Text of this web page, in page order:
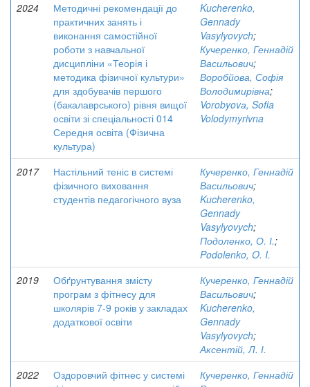
2024
Методичні рекомендації до
практичних занять і
виконання самостійної
роботи з навчальної
дисципліни «Теорія і
методика фізичної культури»
для здобувачів першого
(бакалаврського) рівня вищої
освіти зі спеціальності 014
Середня освіта (Фізична
культура)
Kucherenko,
Gennady
Vasylyovych;
Кучеренко, Геннадій
Васильович;
Воробйова, Софія
Володимирівна;
Vorobyovа, Sofia
Volodymyrivna
2017
Настільний теніс в системі
фізичного виховання
студентів педагогічного вуза
Кучеренко, Геннадій
Васильович;
Kucherenko,
Gennady
Vasylyovych;
Подоленко, О. І.;
Podolenko, O. I.
2019
Обґрунтування змісту
програм з фітнесу для
школярів 7-9 років у закладах
додаткової освіти
Кучеренко, Геннадій
Васильович;
Kucherenko,
Gennady
Vasylyovych;
Аксентій, Л. І.
2022
Оздоровчий фітнес у системі
Кучеренко, Геннадій